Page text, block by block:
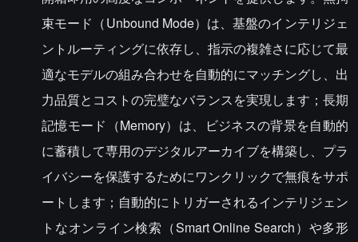
束モード（Unbound Mode）は、基盤のインテリジェ
ントルーティングに依存し、指示の複雑さに応じて最
適なモデルの組み合わせを自動的にマッチングし、出
力品質とコストの完璧なバランスを実現します；長期
記憶モード（Memory）は、ビジネスの背景を自動的
に蓄積して専用のデジタルアーカイブを構築し、プラ
イバシーを保護するためにワンクリックで無痕をサポ
ートします；自動的にトリガーされるインテリジェン
トなオンライン検索（Smart Online Search）や多形